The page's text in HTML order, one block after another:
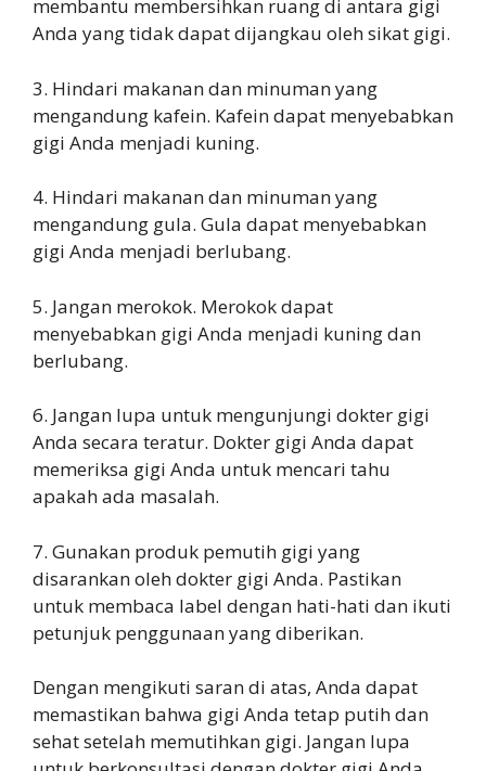
membantu membersihkan ruang di antara gigi
Anda yang tidak dapat dijangkau oleh sikat gigi.
3. Hindari makanan dan minuman yang
mengandung kafein. Kafein dapat menyebabkan
gigi Anda menjadi kuning.
4. Hindari makanan dan minuman yang
mengandung gula. Gula dapat menyebabkan
gigi Anda menjadi berlubang.
5. Jangan merokok. Merokok dapat
menyebabkan gigi Anda menjadi kuning dan
berlubang.
6. Jangan lupa untuk mengunjungi dokter gigi
Anda secara teratur. Dokter gigi Anda dapat
memeriksa gigi Anda untuk mencari tahu
apakah ada masalah.
7. Gunakan produk pemutih gigi yang
disarankan oleh dokter gigi Anda. Pastikan
untuk membaca label dengan hati-hati dan ikuti
petunjuk penggunaan yang diberikan.
Dengan mengikuti saran di atas, Anda dapat
memastikan bahwa gigi Anda tetap putih dan
sehat setelah memutihkan gigi. Jangan lupa